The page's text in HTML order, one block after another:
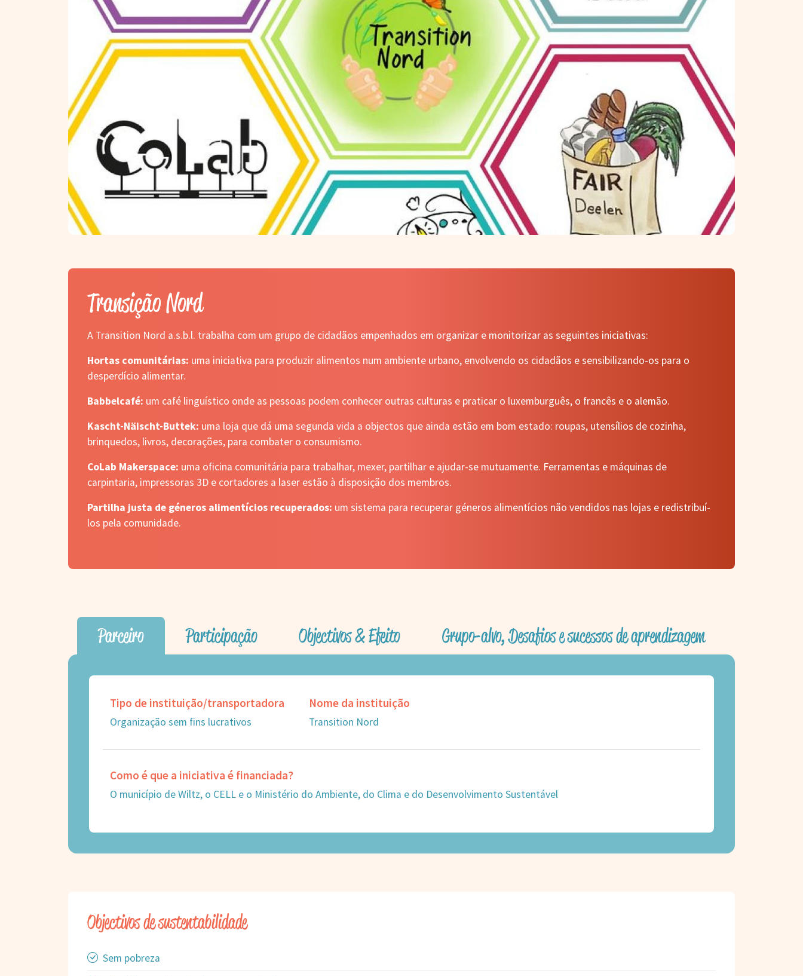
Transição Nord
A Transition Nord a.s.b.l. trabalha com um grupo de cidadãos empenhados em organizar e monitorizar as seguintes iniciativas:
Hortas comunitárias: uma iniciativa para produzir alimentos num ambiente urbano, envolvendo os cidadãos e sensibilizando-os para o
desperdício alimentar.
Babbelcafé: um café linguístico onde as pessoas podem conhecer outras culturas e praticar o luxemburguês, o francês e o alemão.
Kascht-Näischt-Buttek: uma loja que dá uma segunda vida a objectos que ainda estão em bom estado: roupas, utensílios de cozinha,
brinquedos, livros, decorações, para combater o consumismo.
CoLab Makerspace: uma oficina comunitária para trabalhar, mexer, partilhar e ajudar-se mutuamente. Ferramentas e máquinas de
carpintaria, impressoras 3D e cortadores a laser estão à disposição dos membros.
Partilha justa de géneros alimentícios recuperados: um sistema para recuperar géneros alimentícios não vendidos nas lojas e redistribuí-
los pela comunidade.
Parceiro Participação Objectivos & Efeito Grupo-alvo, Desafios e sucessos de aprendizagem
Tipo de instituição/transportadora
Organização sem fins lucrativos
Nome da instituição
Transition Nord
Como é que a iniciativa é financiada?
O município de Wiltz, o CELL e o Ministério do Ambiente, do Clima e do Desenvolvimento Sustentável
Objectivos de sustentabilidade
Sem pobreza